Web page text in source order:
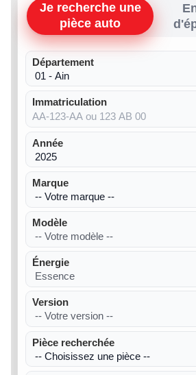
Je recherche une
pièce auto
Département
Immatriculation
Année
Marque
Modèle
Énergie
Version
Pièce recherchée